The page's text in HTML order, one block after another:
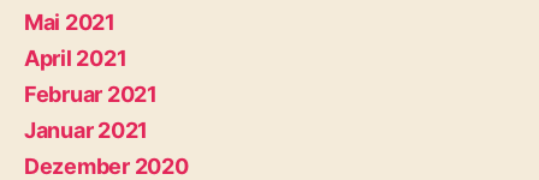
Mai 2021
April 2021
Februar 2021
Januar 2021
Dezember 2020